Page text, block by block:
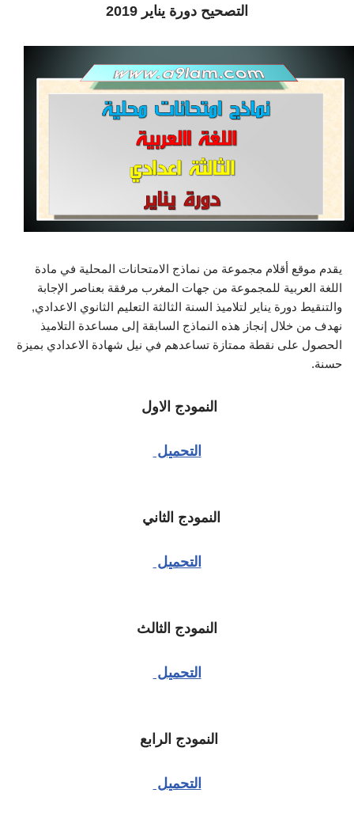
التصحيح دورة يناير 2019
يقدم موقع أقلام مجموعة من نماذج الامتحانات المحلية في مادة
اللغة العربية للمجموعة من جهات المغرب مرفقة بعناصر الإجابة
والتنقيط دورة يناير لتلاميذ السنة الثالثة التعليم الثانوي الاعدادي,
نهدف من خلال إنجاز هذه النماذج السابقة إلى مساعدة التلاميذ
الحصول على نقطة ممتازة تساعدهم في نيل شهادة الاعدادي بميزة
حسنة.
النمودج الاول
التحميل
النمودج الثاني
التحميل
النمودج الثالث
التحميل
النمودج الرابع
التحميل